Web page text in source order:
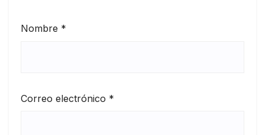
Nombre *
Correo electrónico *